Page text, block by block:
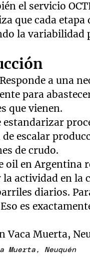
el servicio
que cada etapa
la variabilidad
a una
para
que vienen.
escalar
de crudo.
oil en Argentina
actividad en la
diarios.
es
Neuquén